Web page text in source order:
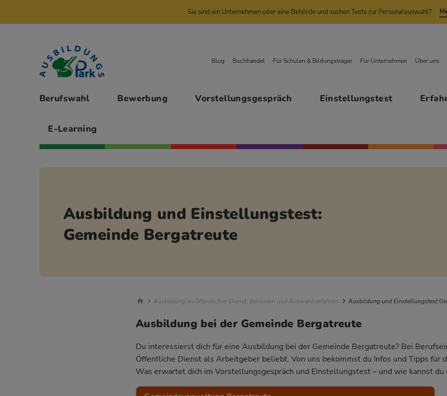
Sie sind ein Unternehmen oder eine Behörde und suchen Tests zur Personalauswahl?
Berufswahl Bewerbung Vorstellungsgespräch Einstellungstest
E-Learning
Blog Buchhandel Für Schulen & Bildungsträger Für Unternehmen Über uns
Ausbildung und Einstellungstest:
Gemeinde Bergatreute
Breadcrumb Navigation
Ausbildung im Öffentlichen Dienst: Behörden und Auswahlverfahren Ausbildung und Einstellungstest
Ausbildung bei der Gemeinde Bergatreute
Du interessierst dich für eine Ausbildung bei der Gemeinde Bergatreute? Bei
Öffentliche Dienst als Arbeitgeber beliebt. Von uns bekommst du Infos und Tipps für
Was erwartet dich im Vorstellungsgespräch und Einstellungstest – und wie kannst du